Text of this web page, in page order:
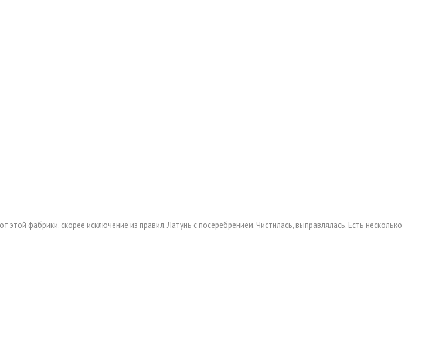
фабрики, скорее исключение из правил. Латунь с посеребрением. Чистилась, выправлялась. Есть несколько